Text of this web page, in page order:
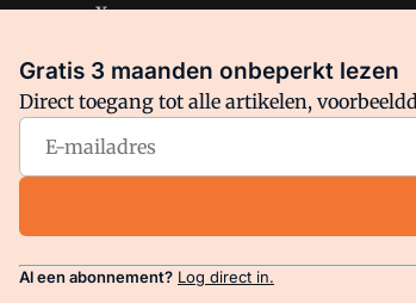
X
Facebook
Arbo is onderdeel van VMN media. Lees
Gratis 3 maanden onbeperkt lezen
Direct toegang tot alle artikelen,
Al een abonnement? Log direct in.